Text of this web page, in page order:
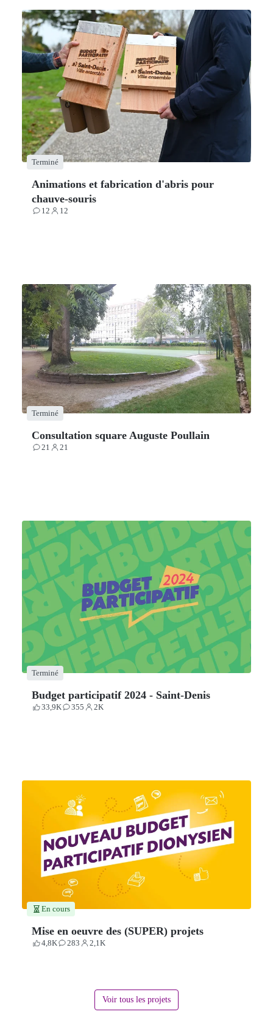
Terminé
Animations et fabrication d'abris pour
chauve-souris
12
Contributions
12
Participants
Terminé
Consultation square Auguste Poullain
21
Contributions
21
Participants
Terminé
Budget participatif 2024 - Saint-Denis
33,9K
Votes 355
Contributions
2K
Participants
En cours
Mise en oeuvre des (SUPER) projets
4,8K
Votes 283
Contributions
2,1K
Participants
Voir tous les projets